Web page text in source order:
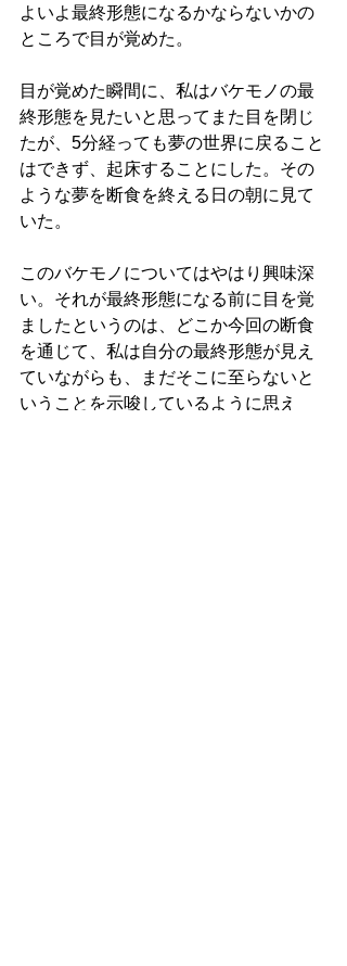
よいよ最終形態になるかならないかの
ところで目が覚めた。
目が覚めた瞬間に、私はバケモノの最
終形態を見たいと思ってまた目を閉じ
たが、5分経っても夢の世界に戻ること
はできず、起床することにした。その
ような夢を断食を終える日の朝に見て
いた。
このバケモノについてはやはり興味深
い。それが最終形態になる前に目を覚
ましたというのは、どこか今回の断食
を通じて、私は自分の最終形態が見え
ていながらも、まだそこに至らないと
いうことを示唆しているように思え